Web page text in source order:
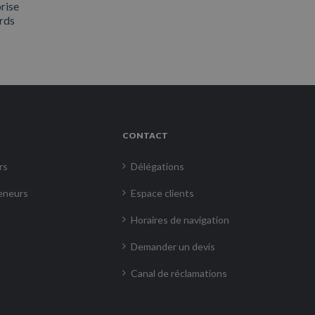
CONTACT
Délégations
Espace clients
Horaires de navigation
Demander un devis
Canal de réclamations